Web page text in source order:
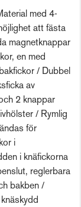
med 4-
att fästa
magnetknappar
en med
/ Dubbel
av
2 knappar
/ Rymlig
för
i
i knäfickorna
reglerbara
bakben /